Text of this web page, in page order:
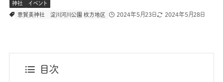
神社 イベント
意賀美神社 淀川河川公園 枚方地区 2024年5月23日 2024年5月28日
目次